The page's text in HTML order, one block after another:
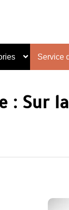
Service
: Sur